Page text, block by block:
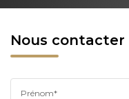
Nous contacter
Prénom*